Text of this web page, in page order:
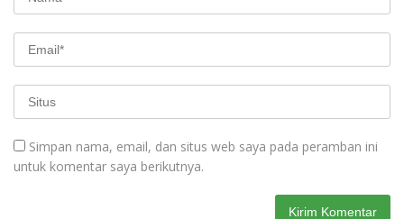
Simpan nama, email, dan situs web saya pada peramban ini
untuk komentar saya berikutnya.